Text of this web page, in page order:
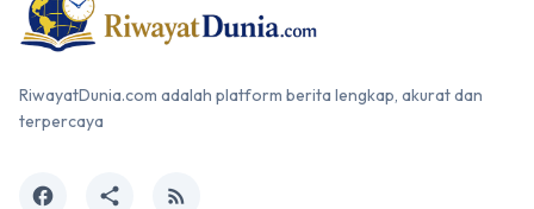
RiwayatDunia.com adalah platform berita lengkap, akurat dan
terpercaya
facebook share rss_feed